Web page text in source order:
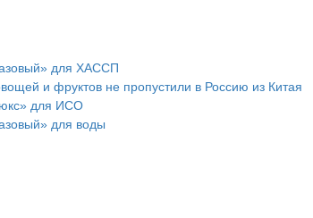
для ХАССП
и фруктов не пропустили в Россию из Китая
для ИСО
для воды